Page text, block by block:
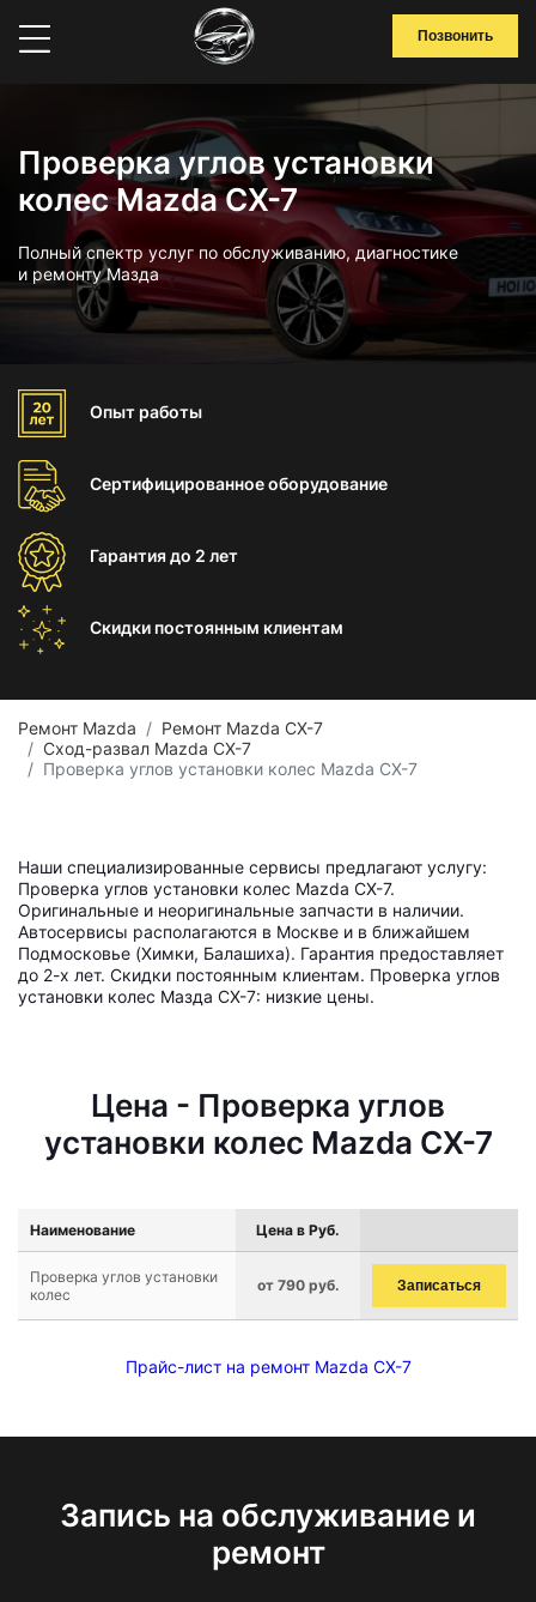
Позвонить
Проверка углов установки
колес Mazda CX-7
Полный спектр услуг по обслуживанию, диагностике
и ремонту Мазда
Опыт работы
Сертифицированноеоборудование
Гарантиядо 2 лет
Скидки постоянным клиентам
Ремонт Mazda
Ремонт Mazda CX-7
Сход-развал Mazda CX-7
Проверка углов установки колес Mazda CX-7
Наши специализированные сервисы предлагают услугу:
Проверка углов установки колес Mazda CX-7.
Оригинальные и неоригинальные запчасти в наличии.
Автосервисы располагаются в Москве и в ближайшем
Подмосковье (Химки, Балашиха). Гарантия предоставляет
до 2-х лет. Скидки постоянным клиентам. Проверка углов
установки колес Мазда СХ-7: низкие цены.
Цена - Проверка углов
установки колес Mazda CX-7
Наименование Цена в Руб.
Проверка углов установки
колес
от 790 руб. Записаться
Прайс-лист на ремонт Mazda CX-7
Запись на обслуживание и
ремонт